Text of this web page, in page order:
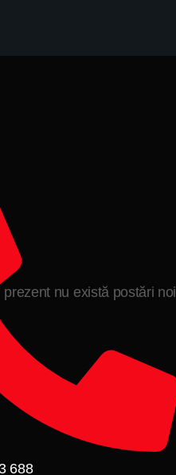
prezent nu există postări noi
688